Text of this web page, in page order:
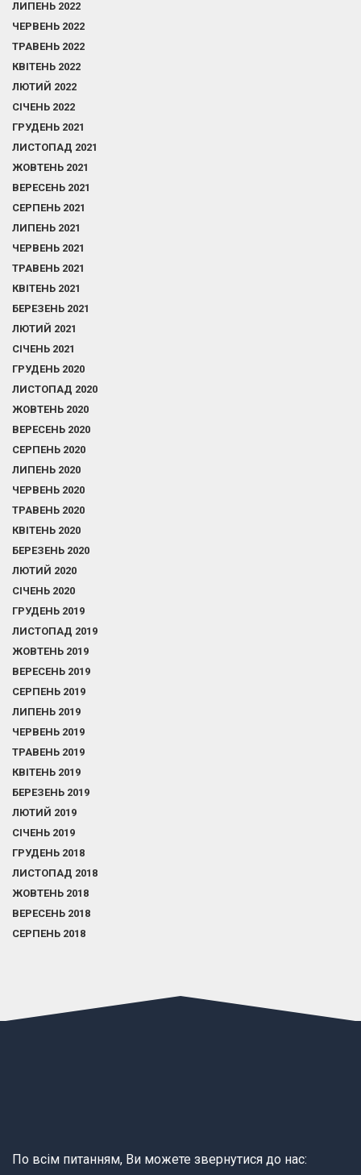
ЛИПЕНЬ 2022
ЧЕРВЕНЬ 2022
ТРАВЕНЬ 2022
КВІТЕНЬ 2022
ЛЮТИЙ 2022
СІЧЕНЬ 2022
ГРУДЕНЬ 2021
ЛИСТОПАД 2021
ЖОВТЕНЬ 2021
ВЕРЕСЕНЬ 2021
СЕРПЕНЬ 2021
ЛИПЕНЬ 2021
ЧЕРВЕНЬ 2021
ТРАВЕНЬ 2021
КВІТЕНЬ 2021
БЕРЕЗЕНЬ 2021
ЛЮТИЙ 2021
СІЧЕНЬ 2021
ГРУДЕНЬ 2020
ЛИСТОПАД 2020
ЖОВТЕНЬ 2020
ВЕРЕСЕНЬ 2020
СЕРПЕНЬ 2020
ЛИПЕНЬ 2020
ЧЕРВЕНЬ 2020
ТРАВЕНЬ 2020
КВІТЕНЬ 2020
БЕРЕЗЕНЬ 2020
ЛЮТИЙ 2020
СІЧЕНЬ 2020
ГРУДЕНЬ 2019
ЛИСТОПАД 2019
ЖОВТЕНЬ 2019
ВЕРЕСЕНЬ 2019
СЕРПЕНЬ 2019
ЛИПЕНЬ 2019
ЧЕРВЕНЬ 2019
ТРАВЕНЬ 2019
КВІТЕНЬ 2019
БЕРЕЗЕНЬ 2019
ЛЮТИЙ 2019
СІЧЕНЬ 2019
ГРУДЕНЬ 2018
ЛИСТОПАД 2018
ЖОВТЕНЬ 2018
ВЕРЕСЕНЬ 2018
СЕРПЕНЬ 2018
По всім питанням, Ви можете звернутися до нас: